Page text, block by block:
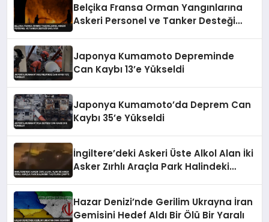
Belçika Fransa Orman Yangınlarına
Askeri Personel ve Tanker Desteği
Japonya Kumamoto Depreminde
Can Kaybı 13’e Yükseldi
Japonya Kumamoto’da Deprem Can
Kaybı 35’e Yükseldi
İngiltere’deki Askeri Üste Alkol Alan İki
Asker Zırhlı Araçla Park Halindeki
Hazar Denizi’nde Gerilim Ukrayna İran
Gemisini Hedef Aldı Bir Ölü Bir Yaralı